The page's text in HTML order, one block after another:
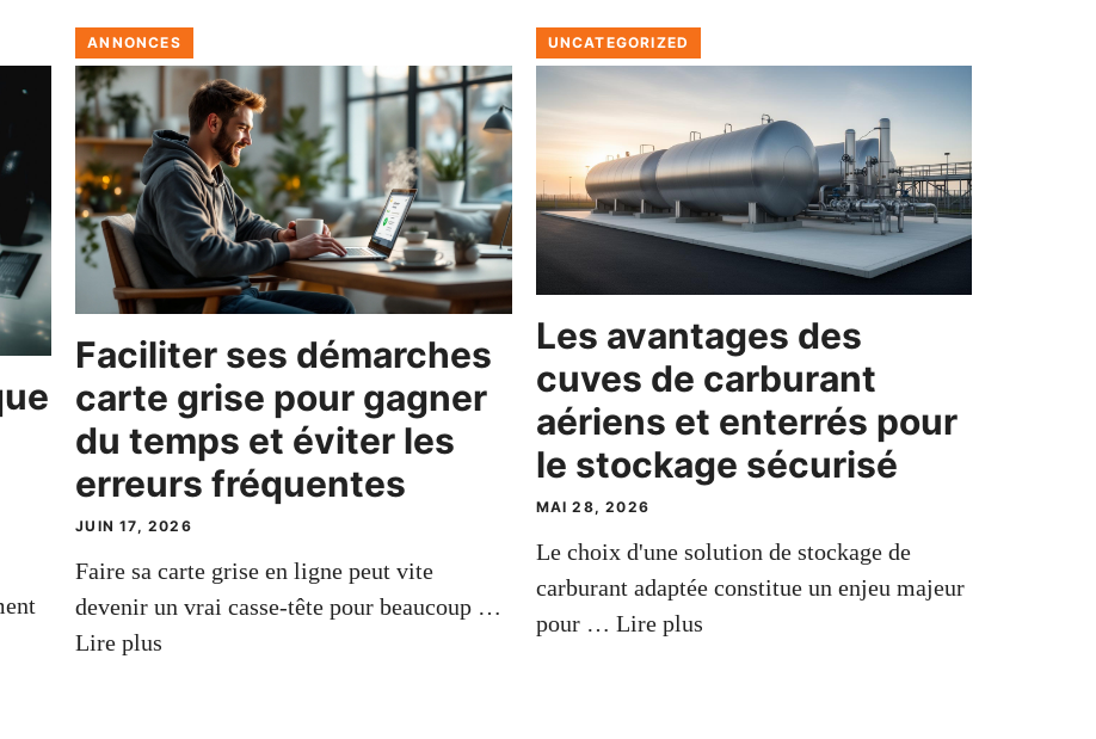
ANNONCES
Faciliter ses démarches
carte grise pour gagner
du temps et éviter les
erreurs fréquentes
JUIN 17, 2026
Faire sa carte grise en ligne peut vite
devenir un vrai casse-tête pour beaucoup …
Lire plus
UNCATEGORIZED
Les avantages des
cuves de carburant
aériens et enterrés pour
le stockage sécurisé
MAI 28, 2026
Le choix d'une solution de stockage de
carburant adaptée constitue un enjeu majeur
pour … Lire plus